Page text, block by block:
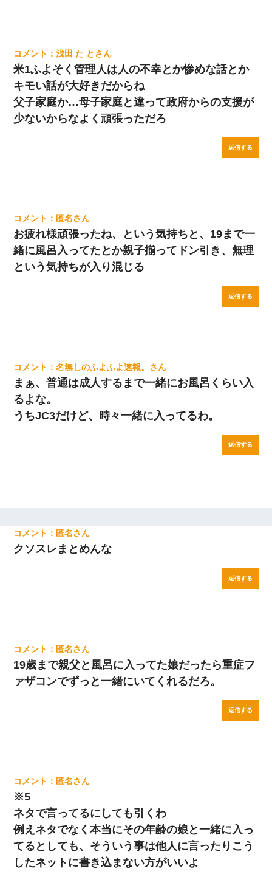
浅田 た と
米1ふよそく管理人は人の不幸とか惨めな話とか
キモい話が大好きだからね
父子家庭か…母子家庭と違って政府からの支援が
少ないからなよく頑張っただろ
返信する
匿名
お疲れ様頑張ったね、という気持ちと、19まで一
緒に風呂入ってたとか親子揃ってドン引き、無理
という気持ちが入り混じる
返信する
名無しのふよふよ速報。
まぁ、普通は成人するまで一緒にお風呂くらい入
るよな。
うちJC3だけど、時々一緒に入ってるわ。
返信する
匿名
クソスレまとめんな
返信する
匿名
19歳まで親父と風呂に入ってた娘だったら重症フ
ァザコンでずっと一緒にいてくれるだろ。
返信する
匿名
※5
ネタで言ってるにしても引くわ
例えネタでなく本当にその年齢の娘と一緒に入っ
てるとしても、そういう事は他人に言ったりこう
したネットに書き込まない方がいいよ